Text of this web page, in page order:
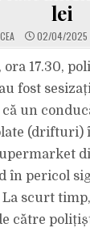
lei
02/04/2025
ora 17.30,
fost
un
(drifturi)
în pericol
scurt
către